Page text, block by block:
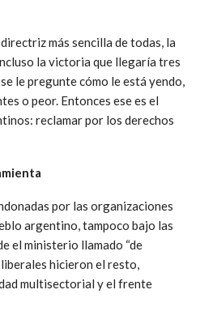
más sencilla de todas, la
la victoria que llegaría tres
le pregunte cómo le está yendo,
o peor. Entonces ese es el
reclamar por los derechos
por las organizaciones
argentino, tampoco bajo las
el ministerio llamado “de
hicieron el resto,
multisectorial y el frente